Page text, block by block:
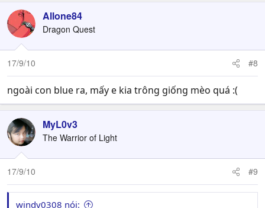
Allone84
Dragon Quest
17/9/10 #8
ngoài con blue ra, mấy e kia trông giống mèo quá :(
MyL0v3
The Warrior of Light
17/9/10 #9
windy0308 nói: